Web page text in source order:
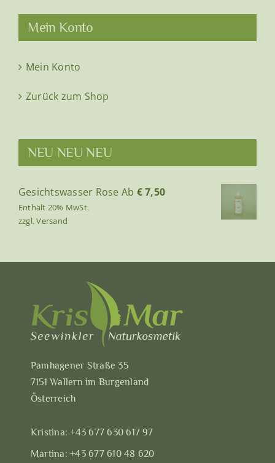
Mein Konto
Mein Konto
Zurück zum Shop
NEU NEU NEU
Gesichtswasser Rose Ab €7,50
Enthält 20% MwSt.
zzgl.Versand
Pamhagener Straße 35
7151 Wallern im Burgenland
Österreich
Kristina:+43 677 630 617 97
Martina:+43 677 610 48 620